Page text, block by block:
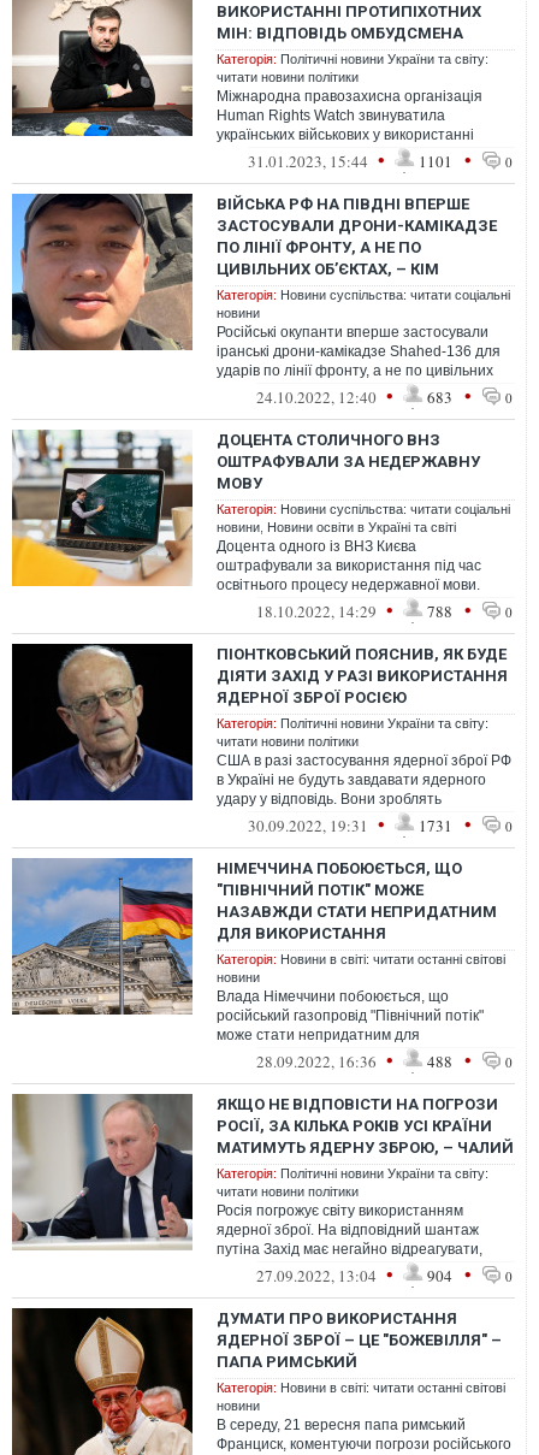
ВИКОРИСТАННІ ПРОТИПІХОТНИХ
МІН: ВІДПОВІДЬ ОМБУДСМЕНА
Категорія: Політичні новини України та світу:
читати новини політики
Міжнародна правозахисна організація
Human Rights Watch звинуватила
українських військових у використанні
заборонених протипіхотних мін.
Український ом...
31.01.2023, 15:44 • 1101 • 0
ВІЙСЬКА РФ НА ПІВДНІ ВПЕРШЕ
ЗАСТОСУВАЛИ ДРОНИ-КАМІКАДЗЕ
ПО ЛІНІЇ ФРОНТУ, А НЕ ПО
ЦИВІЛЬНИХ ОБ’ЄКТАХ, – КІМ
Категорія: Новини суспільства: читати соціальні
новини
Російські окупанти вперше застосували
іранські дрони-камікадзе Shahed-136 для
ударів по лінії фронту, а не по цивільних
об'єктах. При цьому українські...
24.10.2022, 12:40 • 683 • 0
ДОЦЕНТА СТОЛИЧНОГО ВНЗ
ОШТРАФУВАЛИ ЗА НЕДЕРЖАВНУ
МОВУ
Категорія: Новини суспільства: читати соціальні
новини Новини освіти в Україні та світі
Доцента одного із ВНЗ Києва
оштрафували за використання під час
освітнього процесу недержавної мови.
Постанову виніс Уповноважений із захисту
18.10.2022, 14:29 • 788 • 0
ПІОНТКОВСЬКИЙ ПОЯСНИВ, ЯК БУДЕ
ДІЯТИ ЗАХІД У РАЗІ ВИКОРИСТАННЯ
ЯДЕРНОЇ ЗБРОЇ РОСІЄЮ
Категорія: Політичні новини України та світу:
читати новини політики
США в разі застосування ядерної зброї РФ
в Україні не будуть завдавати ядерного
удару у відповідь. Вони зроблять
російським військовим злочинцям набаг...
30.09.2022, 19:31 • 1731 • 0
НІМЕЧЧИНА ПОБОЮЄТЬСЯ, ЩО
"ПІВНІЧНИЙ ПОТІК" МОЖЕ
НАЗАВЖДИ СТАТИ НЕПРИДАТНИМ
ДЛЯ ВИКОРИСТАННЯ
Категорія: Новини в світі: читати останні світові
новини
Влада Німеччини побоюється, що
російський газопровід "Північний потік"
може стати непридатним для
використання назавжди після великих
витоків у Балтій...
28.09.2022, 16:36 • 488 • 0
ЯКЩО НЕ ВІДПОВІСТИ НА ПОГРОЗИ
РОСІЇ, ЗА КІЛЬКА РОКІВ УСІ КРАЇНИ
МАТИМУТЬ ЯДЕРНУ ЗБРОЮ, – ЧАЛИЙ
Категорія: Політичні новини України та світу:
читати новини політики
Росія погрожує світу використанням
ядерної зброї. На відповідний шантаж
путіна Захід має негайно відреагувати,
інакше через певний час усі країни мати...
27.09.2022, 13:04 • 904 • 0
ДУМАТИ ПРО ВИКОРИСТАННЯ
ЯДЕРНОЇ ЗБРОЇ – ЦЕ "БОЖЕВІЛЛЯ" –
ПАПА РИМСЬКИЙ
Категорія: Новини в світі: читати останні світові
новини
В середу, 21 вересня папа римський
Франциск, коментуючи погрози російського